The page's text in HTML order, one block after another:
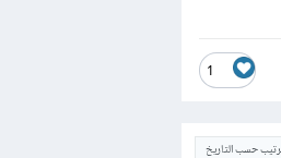
1
حسب التاريخ